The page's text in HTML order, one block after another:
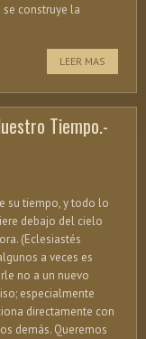
se construye la
LEER MAS
Tiempo.-
su tiempo, y todo lo
debajo del cielo
(Eclesiastés
a veces es
no a un nuevo
especialmente
directamente con
demás. Queremos